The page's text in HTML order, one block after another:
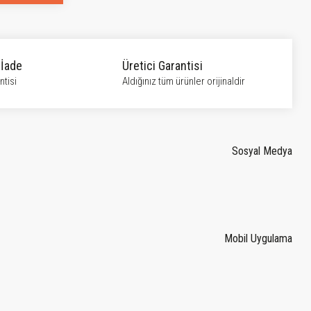
Üretici Garantisi
Aldığınız tüm ürünler orijinaldir
Sosyal Medya
Mobil Uygulama